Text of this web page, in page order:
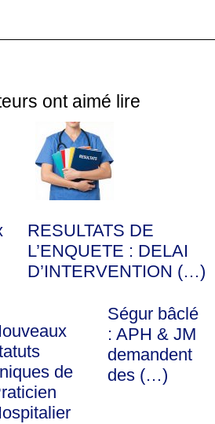
ont aimé lire
RESULTATS DE
L’ENQUETE : DELAI
D’INTERVENTION (…)
de
Ségur bâclé
: APH & JM
demandent
des (…)